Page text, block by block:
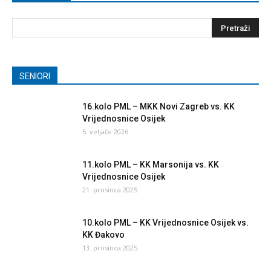
SENIORI
16.kolo PML – MKK Novi Zagreb vs. KK
Vrijednosnice Osijek
5. veljače 2026.
11.kolo PML – KK Marsonija vs. KK
Vrijednosnice Osijek
21. prosinca 2025.
10.kolo PML – KK Vrijednosnice Osijek vs.
KK Đakovo
13. prosinca 2025.